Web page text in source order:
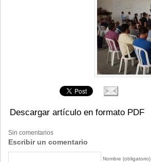
Descargar artículo en formato PDF
Sin comentarios
Escribir un comentario
Nombre (obligatorio)